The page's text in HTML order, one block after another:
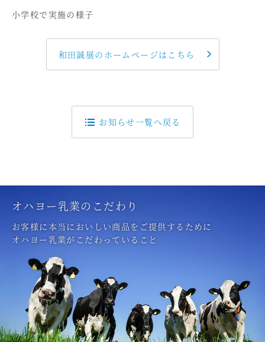
小学校で実施の様子
和田誠展のホームページはこちら
お知らせ一覧へ戻る
オハヨー乳業のこだわり
お客様に本当においしい商品をご提供するために
オハヨー乳業がこだわっていること